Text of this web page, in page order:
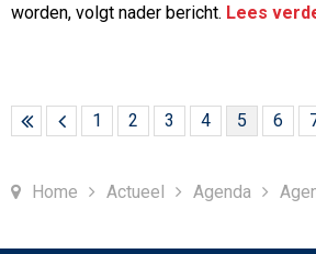
worden, volgt nader bericht. Lees
1 2 3 4 5 6
Home Actueel Agenda